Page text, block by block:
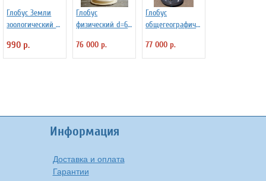
Глобус Земли
зоологический с
см
990 р.
Глобус
физический d=64
из пластика
76 000 р.
Глобус
общегеографиче
подставкой на
колесиках
77 000 р.
Информация
Доставка и оплата
Гарантии